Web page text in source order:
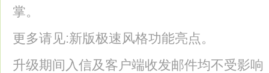
掌。
更多请见:新版极速风格功能亮点。
升级期间入信及客户端收发邮件均不受影